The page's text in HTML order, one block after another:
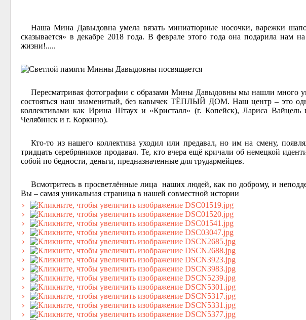
Наша Мина Давыдовна умела вязать миниатюрные носочки, варежки
сказывается» в декабре 2018 года. В феврале этого года она подарила
жизни!.....
Пересматривая фотографии с образами Мины Давыдовны мы нашли много
состояться наш знаменитый, без кавычек ТЁПЛЫЙ ДОМ. Наш центр – это
коллективами как Ирина Штаух и «Кристалл» (г. Копейск), Лариса Вайцель
Челябинск и г. Коркино).
Кто-то из нашего коллектива уходил или предавал, но им на смену,
тридцать серебряников продавал. Те, кто вчера ещё кричали об немецкой
собой по бедности, деньги, предназначенные для трудармейцев.
Всмотритесь в просветлённые лица наших людей, как по доброму, и
Вы – самая уникальная страница в нашей совместной истории